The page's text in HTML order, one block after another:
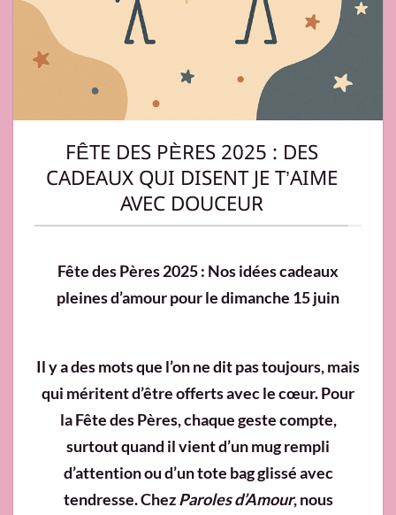
FÊTE DES PÈRES 2025 : DES
CADEAUX QUI DISENT JE T’AIME
AVEC DOUCEUR
Fête des Pères 2025 : Nos idées cadeaux
pleines d’amour pour le dimanche 15 juin
Il y a des mots que l’on ne dit pas toujours, mais
qui méritent d’être offerts avec le cœur. Pour
la Fête des Pères, chaque geste compte,
surtout quand il vient d’un mug rempli
d’attention ou d’un tote bag glissé avec
tendresse. ChezParoles d’Amour, nous